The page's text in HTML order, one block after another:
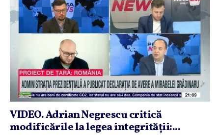
VIDEO. Adrian Negrescu critică
modificările la legea integrităţii:...